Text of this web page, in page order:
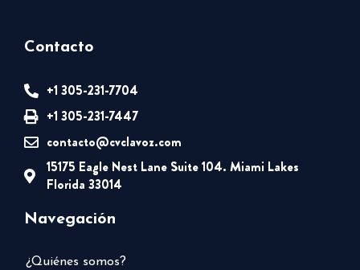
Contacto
+1 305-231-7704
+1 305-231-7447
contacto@cvclavoz.com
15175 Eagle Nest Lane Suite 104. Miami Lakes
Florida 33014
Navegación
¿Quiénes somos?